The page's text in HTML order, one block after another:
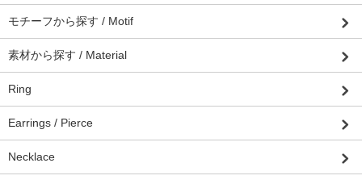
モチーフから探す / Motif
素材から探す / Material
Ring
Earrings / Pierce
Necklace